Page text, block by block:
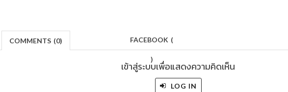
COMMENTS (0) FACEBOOK (
)
เข้าสู่ระบบเพื่อแสดงความคิดเห็น
LOG IN